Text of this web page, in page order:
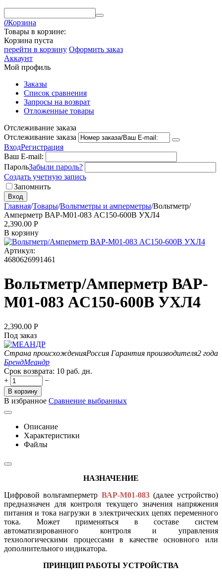
0Корзина
Товары в корзине:
Корзина пуста
перейти в корзину Оформить заказ
Аккаунт
Мой профиль
Заказы
Список сравнения
Запросы на возврат
Отложенные товары
Отслеживание заказа
Отслеживание заказа
ВходРегистрация
Ваш E-mail:
ПарольЗабыли пароль?
Создать учетную запись
Запомнить
Вход
Главная/Товары/Вольтметры и амперметры/Вольтметр/
Амперметр ВАР-М01-083 AC150-600В УХЛ4
2,390.00 Р
В корзину
Артикул:
4680626991461
Вольтметр/Амперметр ВАР-
М01-083 AC150-600В УХЛ4
2,390.00 Р
Под заказ
Страна происхожденияРоссия Гарантия производителя2 года
БрендМеандр
Срок возврата: 10 раб. дн.
+
−
В корзину
В избранное Сравнение выбранных
Описание
Характеристики
Файлы
НАЗНАЧЕНИЕ
Цифровой вольтамперметр ВАР-М01-083(далее устройство)
предназначен для контроля текущего значения напряжения
питания и тока нагрузки в электрических цепях переменного
тока. Может применяться в составе систем
автоматизированного контроля и управления
технологическими процессами в качестве основного или
дополнительного индикатора.
ПРИНЦИП РАБОТЫ УСТРОЙСТВА